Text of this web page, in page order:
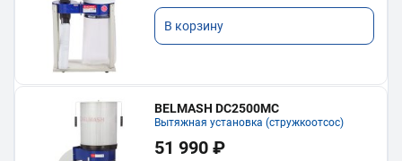
В корзину
BELMASH DC2500MC
Вытяжная установка (стружкоотсос)
51 990 ₽